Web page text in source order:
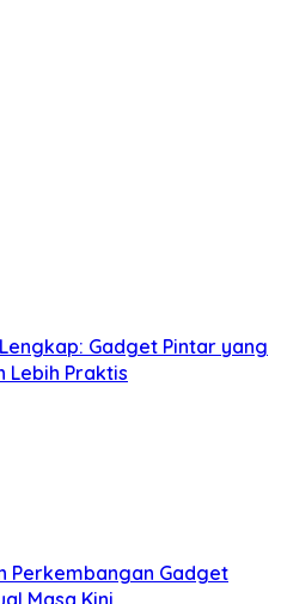
Gadget Pintar yang
Lebih Praktis
Perkembangan Gadget